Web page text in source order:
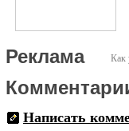
Как
Реклама
Написать